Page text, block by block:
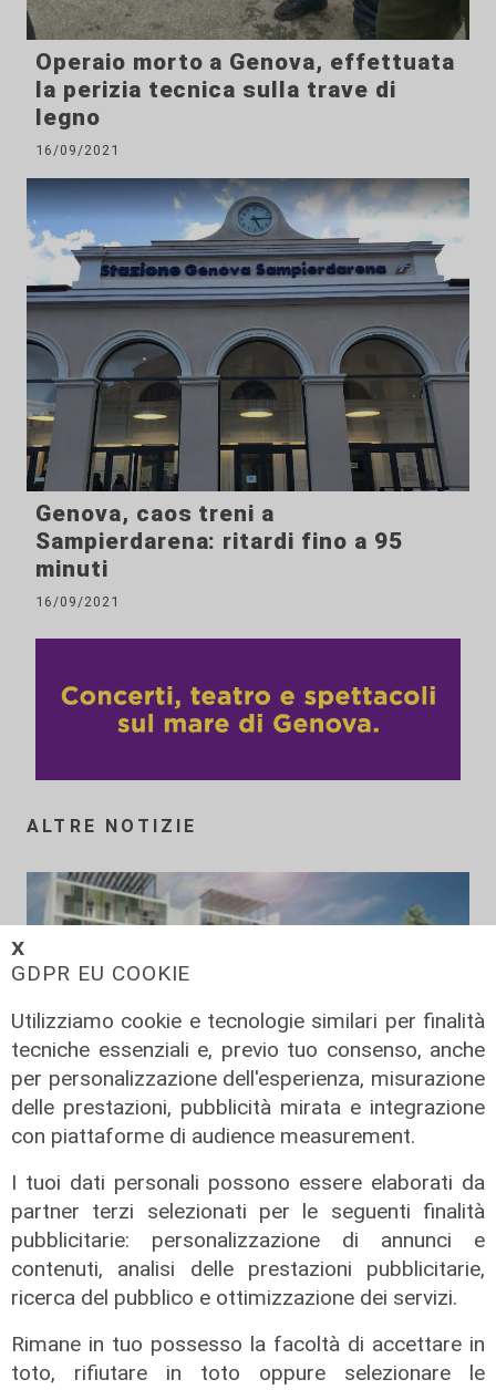
𝗫
GDPR EU COOKIE
Utilizziamo cookie e tecnologie similari per finalità
tecniche essenziali e, previo tuo consenso, anche
per personalizzazione dell'esperienza, misurazione
delle prestazioni, pubblicità mirata e integrazione
con piattaforme di audience measurement.
I tuoi dati personali possono essere elaborati da
partner terzi selezionati per le seguenti finalità
pubblicitarie: personalizzazione di annunci e
contenuti, analisi delle prestazioni pubblicitarie,
ricerca del pubblico e ottimizzazione dei servizi.
Rimane in tuo possesso la facoltà di accettare in
toto, rifiutare in toto oppure selezionare le
Operaio morto a Genova, effettuata
la perizia tecnica sulla trave di
legno
16/09/2021
Genova, caos treni a
Sampierdarena: ritardi fino a 95
minuti
16/09/2021
ALTRE NOTIZIE
la novità
Genova, un'area di sosta panoramica
e un teatro all'aperto: ecco il nuovo
volto di Begato